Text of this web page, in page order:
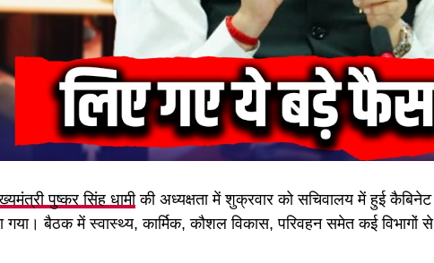
पुष्कर सिंह धामीकी अध्यक्षता में शुक्रवार को सचिवालय में हुई कैबिनेट
बैठक में स्वास्थ्य, कार्मिक, कौशल विकास, परिवहन समेत कई विभागों से